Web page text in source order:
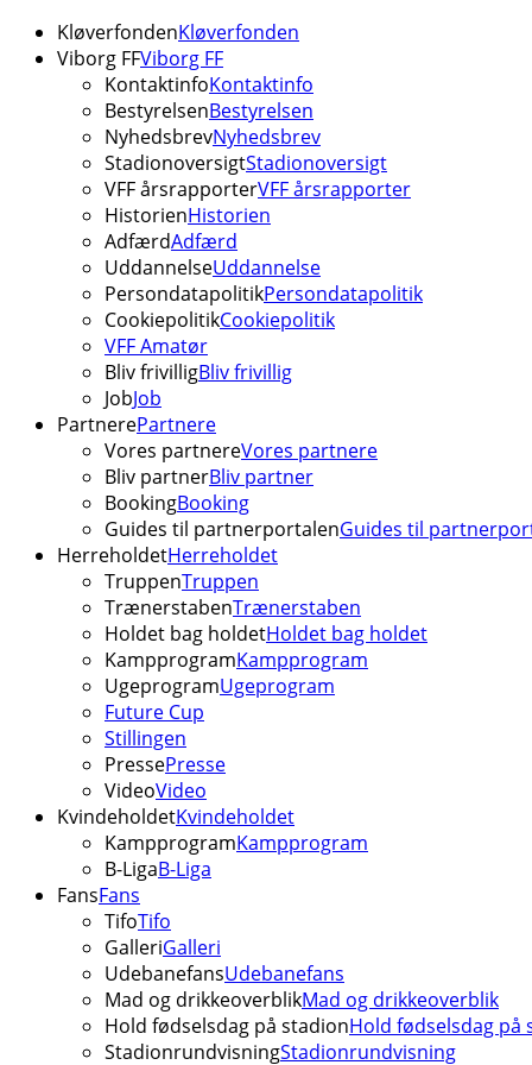
KløverfondenKløverfonden
Viborg FFViborg FF
KontaktinfoKontaktinfo
BestyrelsenBestyrelsen
NyhedsbrevNyhedsbrev
StadionoversigtStadionoversigt
VFF årsrapporterVFF årsrapporter
HistorienHistorien
AdfærdAdfærd
UddannelseUddannelse
PersondatapolitikPersondatapolitik
CookiepolitikCookiepolitik
VFF Amatør
Bliv frivilligBliv frivillig
JobJob
PartnerePartnere
Vores partnereVores partnere
Bliv partnerBliv partner
BookingBooking
Guides til partnerportalenGuides til
HerreholdetHerreholdet
TruppenTruppen
TrænerstabenTrænerstaben
Holdet bag holdetHoldet bag holdet
KampprogramKampprogram
UgeprogramUgeprogram
Future Cup
Stillingen
PressePresse
VideoVideo
KvindeholdetKvindeholdet
KampprogramKampprogram
B-LigaB-Liga
FansFans
TifoTifo
GalleriGalleri
UdebanefansUdebanefans
Mad og drikkeoverblikMad og drikkeoverblik
Hold fødselsdag på stadionHold fødselsdag på
StadionrundvisningStadionrundvisning